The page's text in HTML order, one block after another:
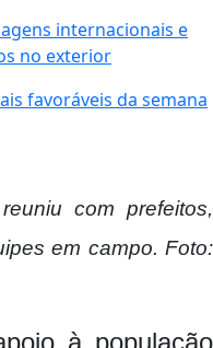
internacionais e
no exterior
favoráveis da semana
com prefeitos,
em campo. Foto:
à população